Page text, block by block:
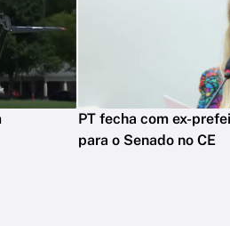
PT fecha com ex-
para o Senado no CE